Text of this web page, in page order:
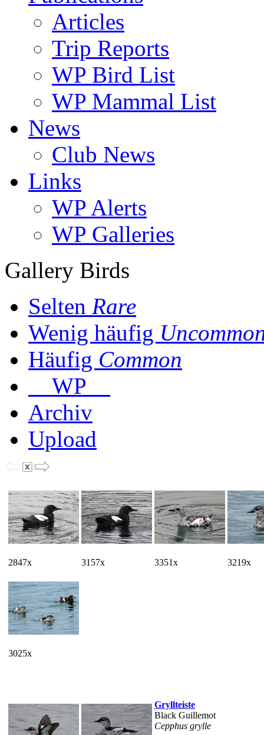
Articles
Trip Reports
WP Bird List
WP Mammal List
News
Club News
Links
WP Alerts
WP Galleries
Gallery Birds
Selten Rare
Wenig häufig
Häufig Common
WP
Archiv
Upload
2847x 3157x 3351x 3219x
3025x
Gryllteiste
Black Guillemot
Cepphus grylle